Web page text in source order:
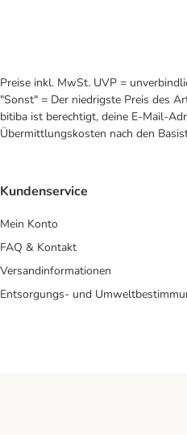
Preise inkl. MwSt. UVP =
"Sonst" = Der niedrigste Preis des
bitiba ist berechtigt, deine E-Mail-
Übermittlungskosten nach den
Kundenservice
Mein Konto
FAQ & Kontakt
Versandinformationen
Entsorgungs- und